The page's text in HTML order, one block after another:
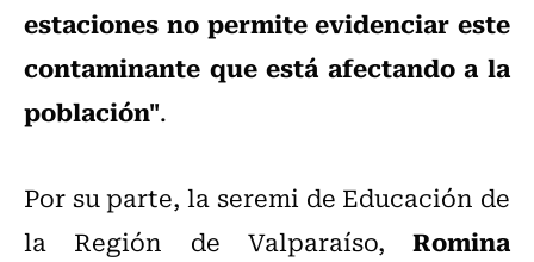
estaciones no permite evidenciar este
contaminante que está afectando a la
población".
Por su parte, la seremi de Educación de
la Región de Valparaíso, Romina